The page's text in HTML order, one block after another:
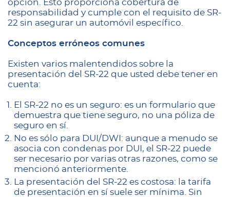
opción. Esto proporciona cobertura de
responsabilidad y cumple con el requisito de SR-
22 sin asegurar un automóvil específico.
Conceptos erróneos comunes
Existen varios malentendidos sobre la
presentación del SR-22 que usted debe tener en
cuenta:
El SR-22 no es un seguro: es un formulario que
demuestra que tiene seguro, no una póliza de
seguro en sí.
No es sólo para DUI/DWI: aunque a menudo se
asocia con condenas por DUI, el SR-22 puede
ser necesario por varias otras razones, como se
mencionó anteriormente.
La presentación del SR-22 es costosa: la tarifa
de presentación en sí suele ser mínima. Sin